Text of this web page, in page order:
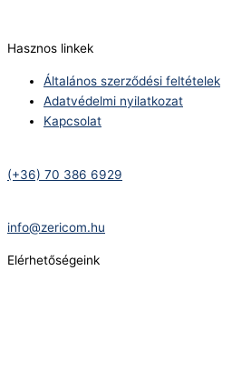
Hasznos linkek
Általános szerződési feltételek
Adatvédelmi nyilatkozat
Kapcsolat
(+36) 70 386 6929
info@zericom.hu
Elérhetőségeink